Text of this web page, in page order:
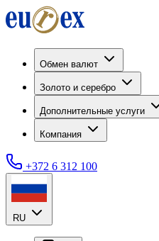
Обмен валют
Золото и серебро
Дополнительные услуги
Компания
+372 6 312 100
RU